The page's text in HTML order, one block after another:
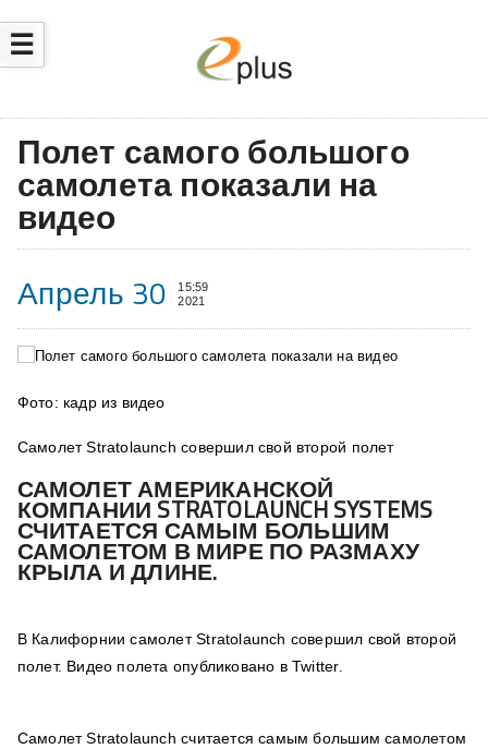
☰
Полет самого большого
самолета показали на
видео
Апрель 30
15:59
2021
Фото: кадр из видео
Самолет Stratolaunch совершил свой второй полет
САМОЛЕТ АМЕРИКАНСКОЙ
КОМПАНИИ STRATOLAUNCH SYSTEMS
СЧИТАЕТСЯ САМЫМ БОЛЬШИМ
САМОЛЕТОМ В МИРЕ ПО РАЗМАХУ
КРЫЛА И ДЛИНЕ.
В Калифорнии самолет Stratolaunch совершил свой второй
полет. Видео полета опубликовано в Twitter.
Самолет Stratolaunch считается самым большим самолетом